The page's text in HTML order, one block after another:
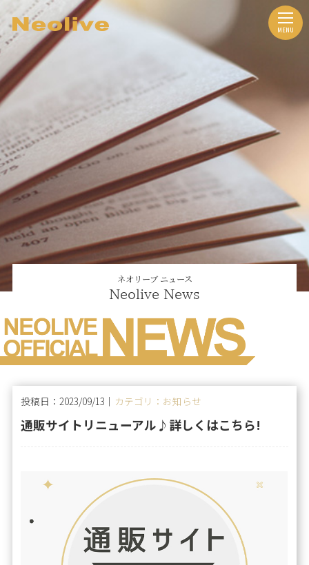
ネオリーブ ニュース
Neolive News
投稿日：2023/09/13｜ カテゴリ：お知らせ
通販サイトリニューアル♪詳しくはこちら!